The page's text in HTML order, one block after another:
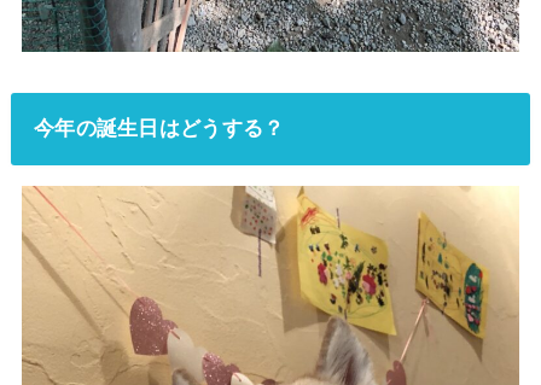
今年の誕生日はどうする？